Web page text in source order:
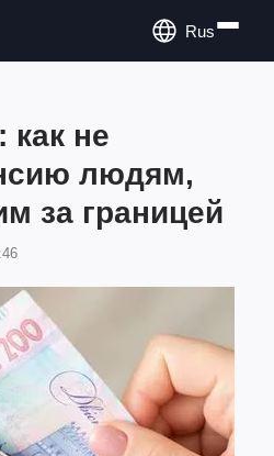
Rus
как не
людям,
за границей